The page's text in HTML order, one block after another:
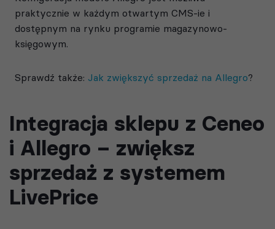
praktycznie w każdym otwartym CMS-ie i
dostępnym na rynku programie magazynowo-
księgowym.
Sprawdź także: Jak zwiększyć sprzedaż na Allegro?
Integracja sklepu z Ceneo
i Allegro – zwiększ
sprzedaż z systemem
LivePrice